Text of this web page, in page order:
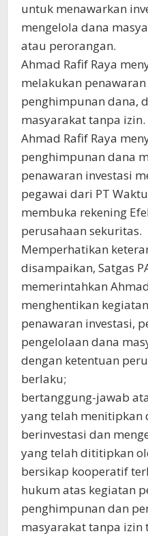
untuk menawarkan
mengelola dana
atau perorangan.
Ahmad Rafif Raya
melakukan penawaran
penghimpunan dana,
masyarakat tanpa izin.
Ahmad Rafif Raya
penghimpunan dana
penawaran investasi
pegawai dari PT
membuka rekening
perusahaan sekuritas.
Memperhatikan
disampaikan, Satgas
memerintahkan
menghentikan
penawaran investasi,
pengelolaan dana
dengan ketentuan
berlaku;
bertanggung-jawab
yang telah menitipkan
berinvestasi dan
yang telah dititipkan
bersikap kooperatif
hukum atas kegiatan
penghimpunan dan
masyarakat tanpa izin